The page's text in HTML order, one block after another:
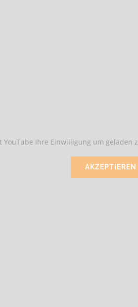
Ihre Einwilligung um
AKZEPTIEREN